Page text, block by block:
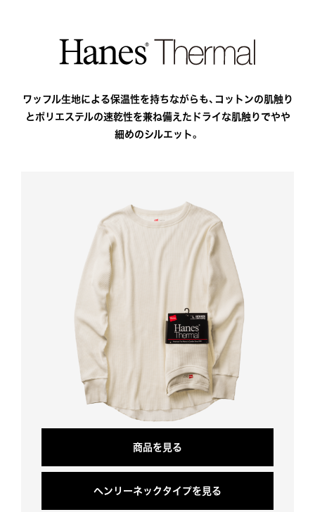
ワッフル生地による保温性を持ちながらも、 コットンの肌触り
とポリエステルの速乾性を兼ね備えた ドライな肌触りでやや
細めのシルエット。
商品を 見る
ヘン リ ーネ ッ ク タ イ プを 見る